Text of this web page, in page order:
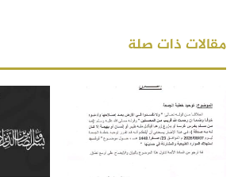
مقالات ذات صلة